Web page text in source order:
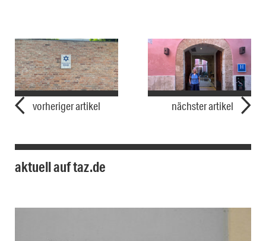
vorheriger artikel nächster artikel
aktuell auf taz.de